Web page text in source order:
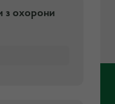
з охорони